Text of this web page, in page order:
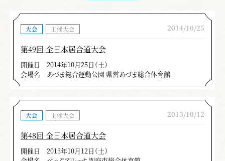
大会 主催大会 2014/10/25
第49回 全日本居合道大会
開催日
2014年10月25日（土）
会場名
あづま総合運動公園 県営あづま総合体育館
大会 主催大会 2013/10/12
第48回 全日本居合道大会
開催日
2013年10月12日（土）